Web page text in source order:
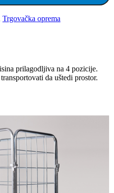
Trgovačka oprema
prilagodljiva na 4 pozicije.
da uštedi prostor.